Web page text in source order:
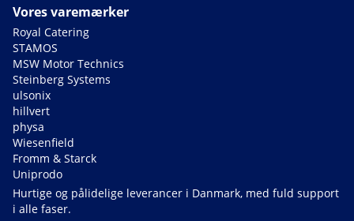
Vores varemærker
Royal Catering
STAMOS
MSW Motor Technics
Steinberg Systems
ulsonix
hillvert
physa
Wiesenfield
Fromm & Starck
Uniprodo
Hurtige og pålidelige leverancer i Danmark, med fuld support
i alle faser.